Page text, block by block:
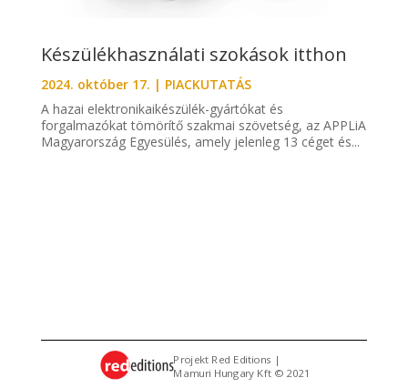
Készülékhasználati szokások itthon
2024. október 17. | PIACKUTATÁS
A hazai elektronikaikészülék-gyártókat és
forgalmazókat tömörítő szakmai szövetség, az APPLiA
Magyarország Egyesülés, amely jelenleg 13 céget és...
Projekt Red Editions |
Mamuri Hungary Kft © 2021